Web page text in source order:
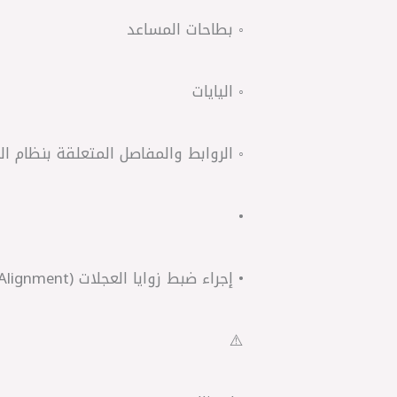
◦ بطاحات المساعد
◦ اليايات
◦ الروابط والمفاصل المتعلقة بنظام
•
• إجراء ضبط زوايا العجلات (Wheel Alignment) بعد التركيب.
⚠️